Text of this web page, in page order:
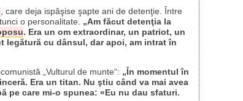
, care deja ispăşise şapte ani de detenţie. Între
o personalitate. „Am făcut detenţia la
. Era un om extraordinar, un patriot, un
legătură cu dânsul, dar apoi, am intrat în
„Vulturul de munte“: „În momentul în
Era un titan. Nu ştiu când va mai avea
pe care mi-o spunea: «Eu nu dau sfaturi.